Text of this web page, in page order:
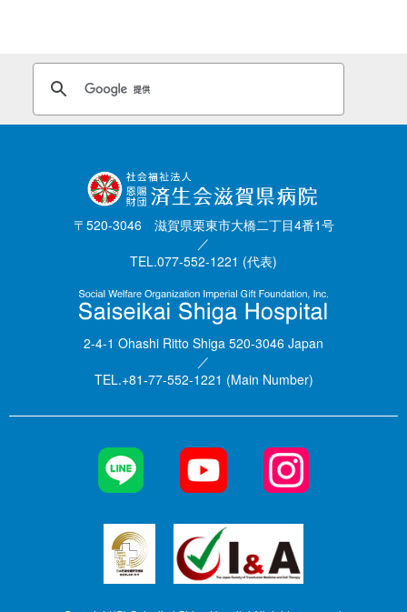
〒520-3046 滋賀県栗東市大橋二丁目4番1号
／
TEL.077-552-1221 (代表)
2-4-1 Ohashi Ritto Shiga 520-3046 Japan
／
TEL.+81-77-552-1221 (Main Number)